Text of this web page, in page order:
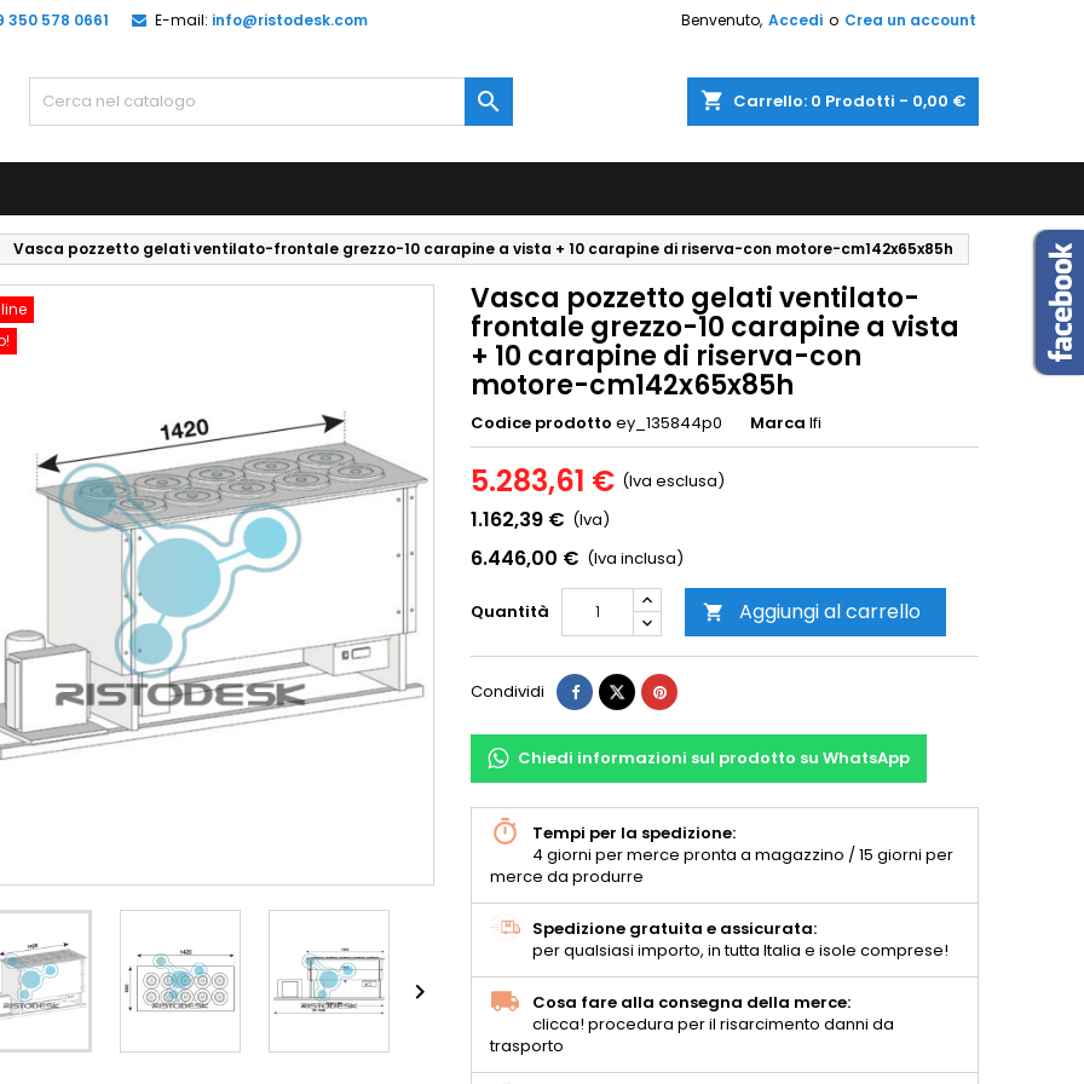
350 578 0661 E-mail: info@ristodesk.com Benvenuto, Accedi o Crea un account
shopping_cart Carrello: 0 Prodotti - 0,00 €

Vasca pozzetto gelati ventilato-frontale grezzo-10 carapine a vista + 10 carapine di riserva-con motore-cm142x65x85h

Vasca pozzetto gelati ventilato-
frontale grezzo-10 carapine a vista
+ 10 carapine di riserva-con
motore-cm142x65x85h
Codice prodotto ey_135844p0 Marca Ifi
5.283,61 € (Iva esclusa)
1.162,39 € (Iva)
6.446,00 € (Iva inclusa)
Quantità  Aggiungi al carrello
Condividi
Chiedi informazioni sul prodotto su WhatsApp
Tempi per la spedizione:
4 giorni per merce pronta a magazzino / 15 giorni per
merce da produrre
Spedizione gratuita e assicurata:
per qualsiasi importo, in tutta Italia e isole comprese!
Cosa fare alla consegna della merce:
clicca! procedura per il risarcimento danni da
trasporto